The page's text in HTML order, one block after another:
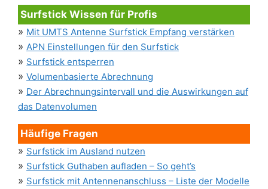
Surfstick Wissen für Profis
» Mit UMTS Antenne Surfstick Empfang verstärken
» APN Einstellungen für den Surfstick
» Surfstick entsperren
» Volumenbasierte Abrechnung
» Der Abrechnungsintervall und die Auswirkungen auf
das Datenvolumen
Häufige Fragen
» Surfstick im Ausland nutzen
» Surfstick Guthaben aufladen – So geht’s
» Surfstick mit Antennenanschluss – Liste der Modelle